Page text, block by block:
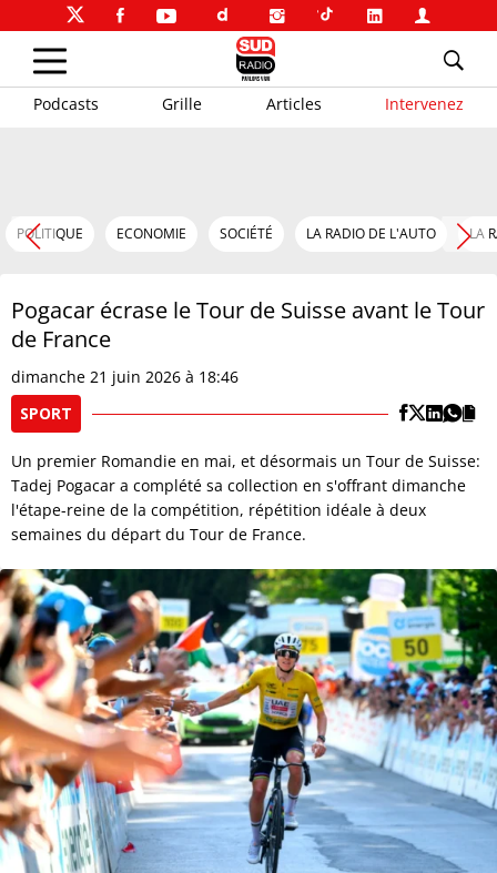
Podcasts Grille Articles Intervenez
POLITIQUE ECONOMIE SOCIÉTÉ LA RADIO DE L'AUTO LA
Pogacar écrase le Tour de Suisse avant le Tour
de France
dimanche 21 juin 2026 à 18:46
SPORT
Un premier Romandie en mai, et désormais un Tour de Suisse:
Tadej Pogacar a complété sa collection en s'offrant dimanche
l'étape-reine de la compétition, répétition idéale à deux
semaines du départ du Tour de France.